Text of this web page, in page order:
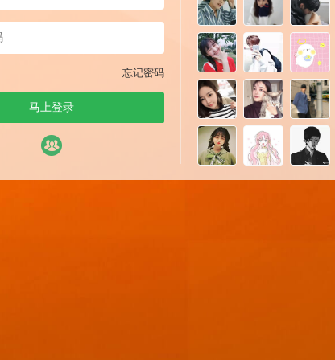
忘记密码
马上登录